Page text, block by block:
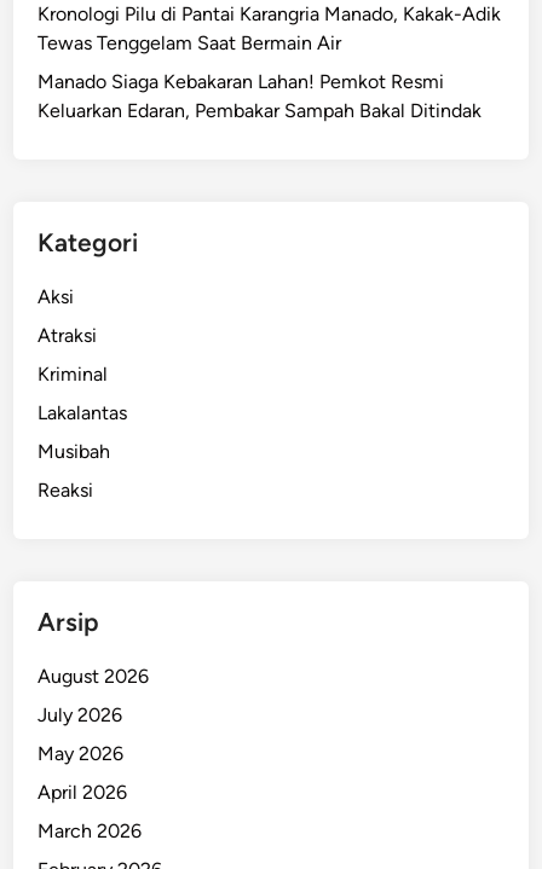
Kronologi Pilu di Pantai Karangria Manado, Kakak-Adik
Tewas Tenggelam Saat Bermain Air
Manado Siaga Kebakaran Lahan! Pemkot Resmi
Keluarkan Edaran, Pembakar Sampah Bakal Ditindak
Kategori
Aksi
Atraksi
Kriminal
Lakalantas
Musibah
Reaksi
Arsip
August 2026
July 2026
May 2026
April 2026
March 2026